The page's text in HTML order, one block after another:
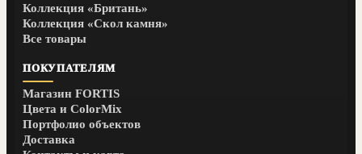
Коллекция «Британь»
Коллекция «Скол камня»
Все товары
ПОКУПАТЕЛЯМ
Магазин FORTIS
Цвета и ColorMix
Портфолио объектов
Доставка